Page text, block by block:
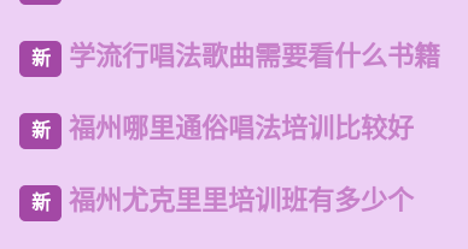
新 学流行唱法歌曲需要看什么书籍
新 福州哪里通俗唱法培训比较好
新 福州尤克里里培训班有多少个